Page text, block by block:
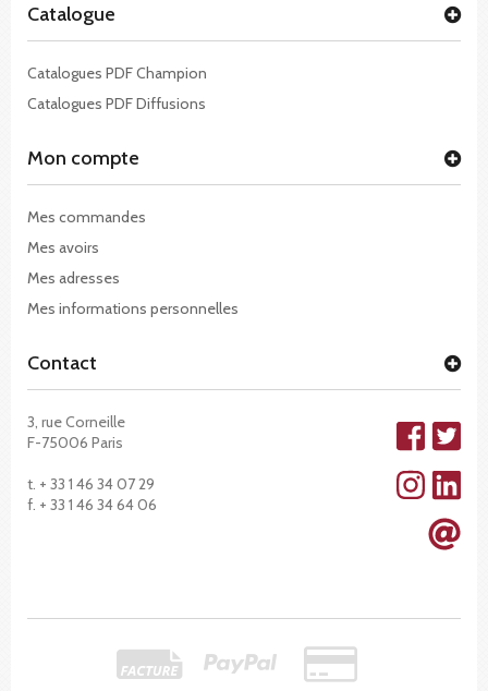
Catalogue
Catalogues PDF Champion
Catalogues PDF Diffusions
Mon compte
Mes commandes
Mes avoirs
Mes adresses
Mes informations personnelles
Contact
3, rue Corneille
F-75006 Paris
t. + 33 1 46 34 07 29
f. + 33 1 46 34 64 06